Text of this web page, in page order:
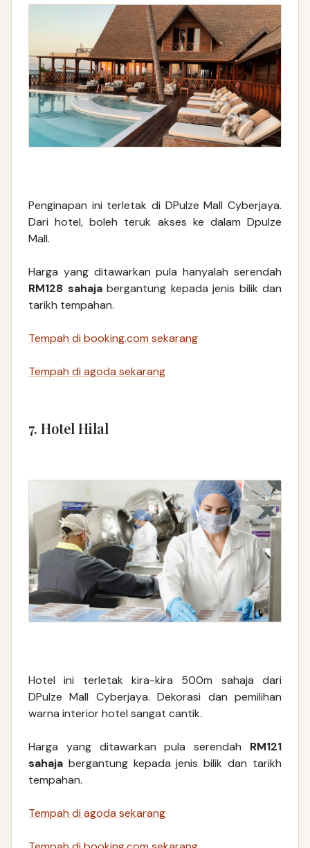
Penginapan ini terletak di DPulze Mall Cyberjaya.
Dari hotel, boleh teruk akses ke dalam Dpulze
Mall.
Harga yang ditawarkan pula hanyalah serendah
RM128 sahajabergantung kepada jenis bilik dan
tarikh tempahan.
Tempah di booking.com sekarang
Tempah di agoda sekarang
7. Hotel Hilal
Hotel ini terletak kira-kira 500m sahaja dari
DPulze Mall Cyberjaya. Dekorasi dan pemilihan
warna interior hotel sangat cantik.
Harga yang ditawarkan pula serendah RM121
sahaja bergantung kepada jenis bilik dan tarikh
tempahan.
Tempah di agoda sekarang